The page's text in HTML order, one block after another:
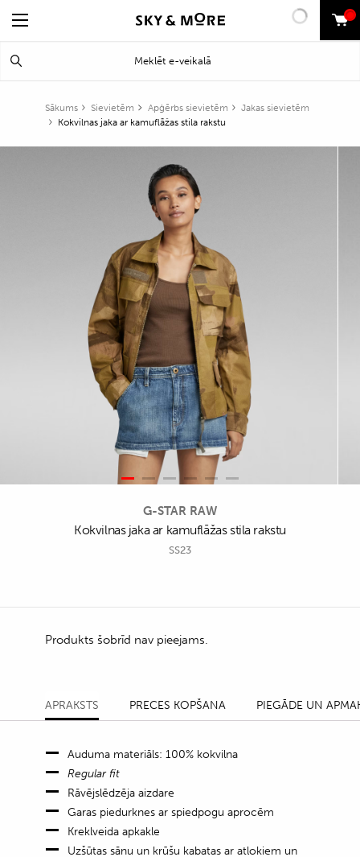
0
Sākums Sievietēm Apģērbs sievietēm
Jakas sievietēm
Kokvilnas jaka ar kamuflāžas stila rakstu
G-STAR RAW
Kokvilnas jaka ar kamuflāžas stila rakstu
SS23
Produkts šobrīd nav pieejams.
APRAKSTS PRECES KOPŠANA PIEGĀDE UN
Auduma materiāls: 100% kokvilna
Regular fit
Rāvējslēdzēja aizdare
Garas piedurknes ar spiedpogu aprocēm
Kreklveida apkakle
Uzšūtas sānu un krūšu kabatas ar atlokiem un